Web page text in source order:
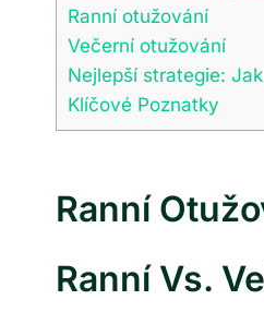
Ranní otužování
Večerní otužování
Nejlepší strategie:
Klíčové Poznatky
Ranní
Ranní Vs.